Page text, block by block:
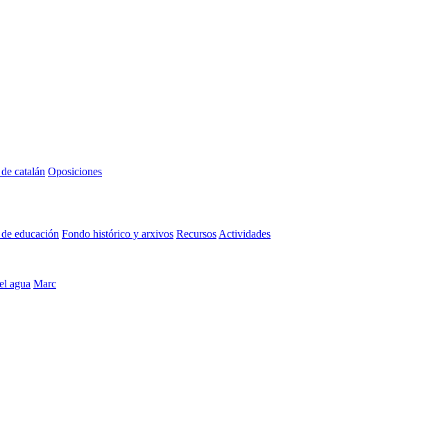
catalán Oposiciones
educación Fondo histórico y arxivos Recursos Actividades
agua Marc